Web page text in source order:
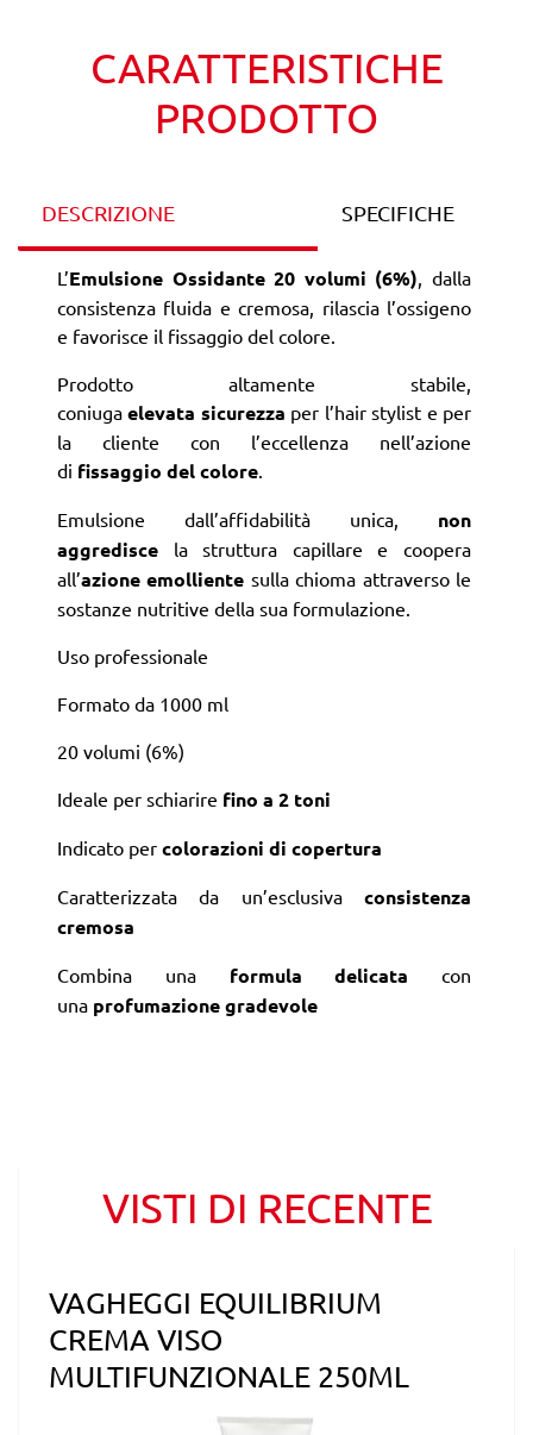
CARATTERISTICHE
PRODOTTO
DESCRIZIONE SPECIFICHE
L’Emulsione Ossidante 20 volumi (6%) , dalla
consistenza fluida e cremosa, rilascia l’ossigeno
e favorisce il fissaggio del colore.
Prodotto altamente stabile,
coniugaelevata sicurezza per l’hair stylist e per
la cliente con l’eccellenza nell’azione
di fissaggio del colore
Emulsione dall’affidabilità unica, non
aggredisce la struttura capillare e coopera
all’azione emolliente sulla chioma attraverso le
sostanze nutritive della sua formulazione.
Uso professionale
Formato da 1000 ml
20 volumi (6%)
Ideale per schiarire fino a 2 toni
Indicato per colorazioni di copertura
Caratterizzata da un’esclusiva consistenza
cremosa
Combina una formula delicata con
una profumazione gradevole
VISTI DI RECENTE
VAGHEGGI EQUILIBRIUM
CREMA VISO
MULTIFUNZIONALE 250ML